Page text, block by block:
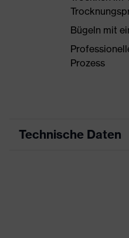
Bügeln mit
Prozess
Technische Daten